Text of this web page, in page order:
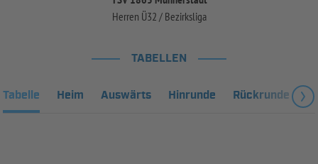
Herren Ü32 / Bezirksliga
TABELLEN
Tabelle Heim Auswärts Hinrunde Rückrunde